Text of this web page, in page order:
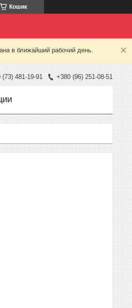
Кошик
в ближайший рабочий день.
(73) 481-19-91 +380 (96) 251-08-51